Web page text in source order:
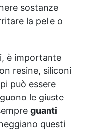
sostanze
la pelle o
è importante
resine, siliconi
può essere
le giuste
guanti
questi